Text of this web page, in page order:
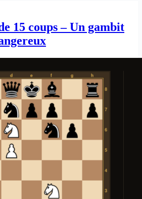
15 coups – Un gambit